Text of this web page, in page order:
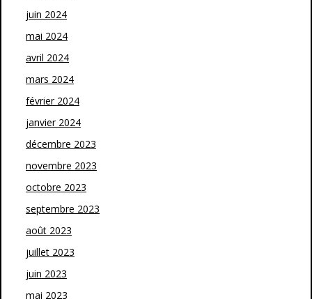
juin 2024
mai 2024
avril 2024
mars 2024
février 2024
janvier 2024
décembre 2023
novembre 2023
octobre 2023
septembre 2023
août 2023
juillet 2023
juin 2023
mai 2023